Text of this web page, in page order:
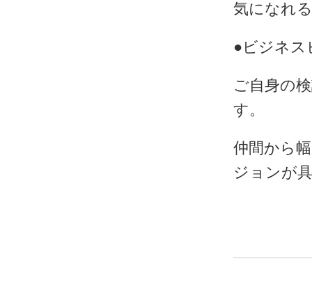
気になれ
●ビジネス
ご自身の
す。
仲間から
ジョンが